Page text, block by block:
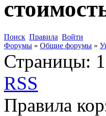
Поиск Правила Войти
Форумы » Общие форумы »
Страницы: 1
RSS
Правила